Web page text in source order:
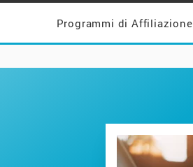
Programmi di Affiliazione